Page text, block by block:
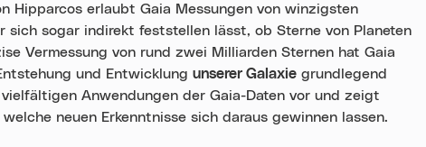
Hipparcos erlaubt Gaia Messungen von winzigsten
sich sogar indirekt feststellen lässt, ob Sterne von Planeten
Vermessung von rund zwei Milliarden Sternen hat Gaia
und Entwicklung unserer Galaxie grundlegend
Anwendungen der Gaia-Daten vor und zeigt
neuen Erkenntnisse sich daraus gewinnen lassen.